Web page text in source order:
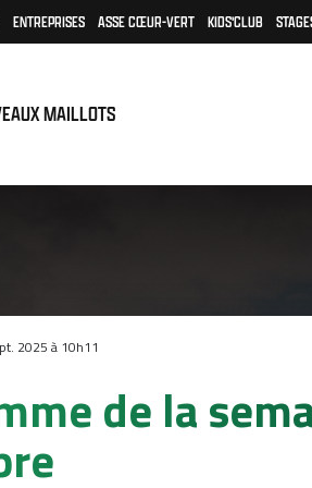
ENTREPRISES ASSE CŒUR-VERT KIDS'CLUB
MAILLOTS
2025 à 10h11
de la